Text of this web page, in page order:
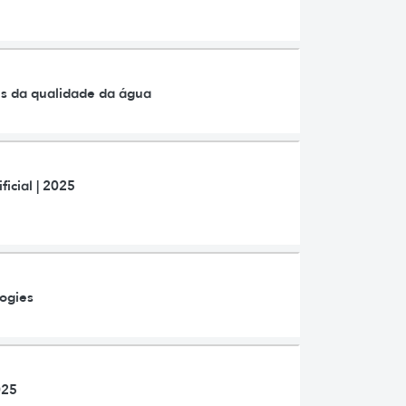
da qualidade da água
| 2025